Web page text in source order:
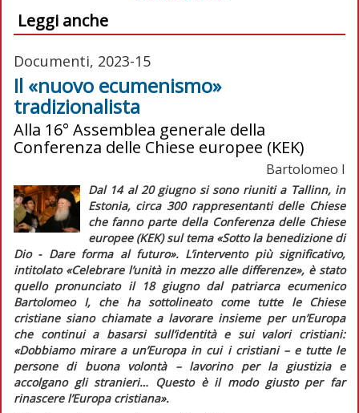
Leggi anche
Documenti, 2023-15
Il «nuovo ecumenismo»
tradizionalista
Alla 16° Assemblea generale della
Conferenza delle Chiese europee (KEK)
Bartolomeo I
Dal 14 al 20 giugno si sono riuniti a Tallinn, in
Estonia, circa 300 rappresentanti delle Chiese
che fanno parte della Conferenza delle Chiese
europee (KEK) sul tema «Sotto la benedizione di
Dio - Dare forma al futuro». L’intervento più significativo,
intitolato «Celebrare l’unità in mezzo alle differenze», è stato
quello pronunciato il 18 giugno dal patriarca ecumenico
Bartolomeo I, che ha sottolineato come tutte le Chiese
cristiane siano chiamate a lavorare insieme per un’Europa
che continui a basarsi sull’identità e sui valori cristiani:
«Dobbiamo mirare a un’Europa in cui i cristiani – e tutte le
persone di buona volontà – lavorino per la giustizia e
accolgano gli stranieri… Questo è il modo giusto per far
rinascere l’Europa cristiana».